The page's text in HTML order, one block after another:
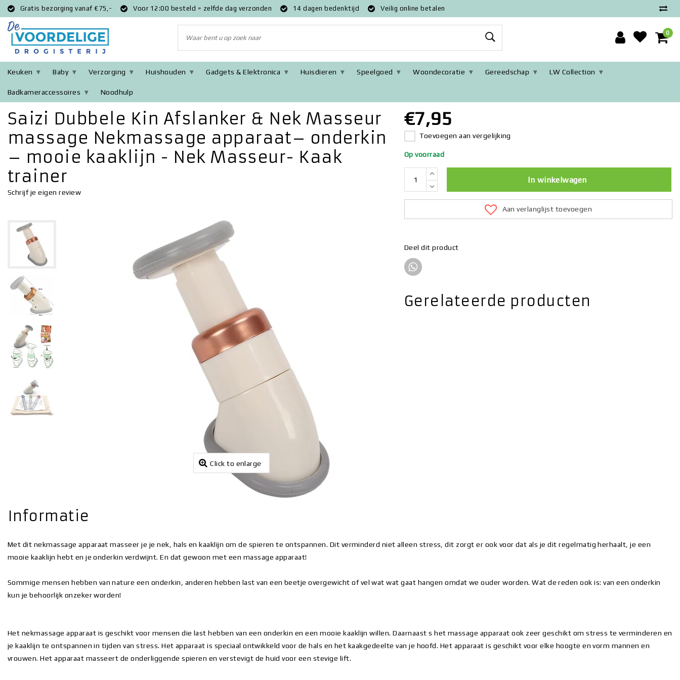
Gratis bezorging vanaf €75,- Voor 12:00 besteld = zelfde dag verzonden 14 dagen bedenktijd Veilig online betalen
0
Keuken Baby Verzorging Huishouden Gadgets & Elektronica Huisdieren Speelgoed Woondecoratie Gereedschap LW Collection
Badkameraccessoires Noodhulp
Terug naar Home|Saizi Dubbele Kin Afslanker & Nek Masseur massage Nekmassage apparaat– onderkin – mooie kaaklijn - Nek Masseur- Kaak trainer
Saizi Dubbele Kin Afslanker & Nek Masseur
massage Nekmassage apparaat– onderkin
– mooie kaaklijn - Nek Masseur- Kaak
trainer
Schrijf je eigen review
Click to enlarge
€7,95
Toevoegen aan vergelijking
Op voorraad
In winkelwagen
Aan verlanglijst toevoegen
Deel dit product
Gerelateerde producten
Informatie
Met dit nekmassage apparaat masseer je je nek, hals en kaaklijn om de spieren te ontspannen. Dit verminderd niet alleen stress, dit zorgt er ook voor dat als je dit regelmatig herhaalt, je een
mooie kaaklijn hebt en je onderkin verdwijnt. En dat gewoon met een massage apparaat!
Sommige mensen hebben van nature een onderkin, anderen hebben last van een beetje overgewicht of vel wat wat gaat hangen omdat we ouder worden. Wat de reden ook is: van een onderkin
kun je behoorlijk onzeker worden!
Het nekmassage apparaat is geschikt voor mensen die last hebben van een onderkin en een mooie kaaklijn willen. Daarnaast s het massage apparaat ook zeer geschikt om stress te verminderen en
je kaaklijn te ontspannen in tijden van stress. Het apparaat is speciaal ontwikkeld voor de hals en het kaakgedeelte van je hoofd. Het apparaat is geschikt voor elke hoogte en vorm mannen en
vrouwen. Het apparaat masseert de onderliggende spieren en verstevigt de huid voor een stevige lift.